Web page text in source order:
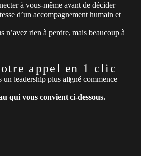
à vous-même avant de décider
d’un accompagnement humain et
n’avez rien à perdre, mais beaucoup à
appel en 1 clic
un leadership plus aligné commence
qui vous convient ci-dessous.